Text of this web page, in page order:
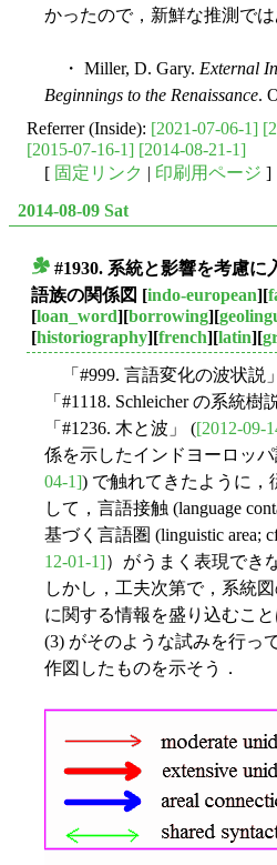
かったので，新鮮な推測では
・ Miller, D. Gary. External
Beginnings to the Renaissance.
Referrer (Inside): [2021-07-06-1]
[2015-07-16-1] [2014-08-21-1]
[ 固定リンク | 印刷用ページ ]
2014-08-09 Sat
#1930. 系統と影響を考慮
語族の関係図 [indo-european][
[loan_word][borrowing][
[historiography][french][latin][
「#999. 言語変化の波状説
「#1118. Schleicher の系統樹
「#1236. 木と波」 ([2012-09-
係を示したインドヨーロッ
04-1]) で触れてきたように，
して，言語接触 (language
基づく言語圏 (linguistic area;
12-01-1]）がうまく表現でき
しかし，工夫次第で，系統
に関する情報を盛り込むこ
(3) がそのような試みを行っ
作図したものを示そう．